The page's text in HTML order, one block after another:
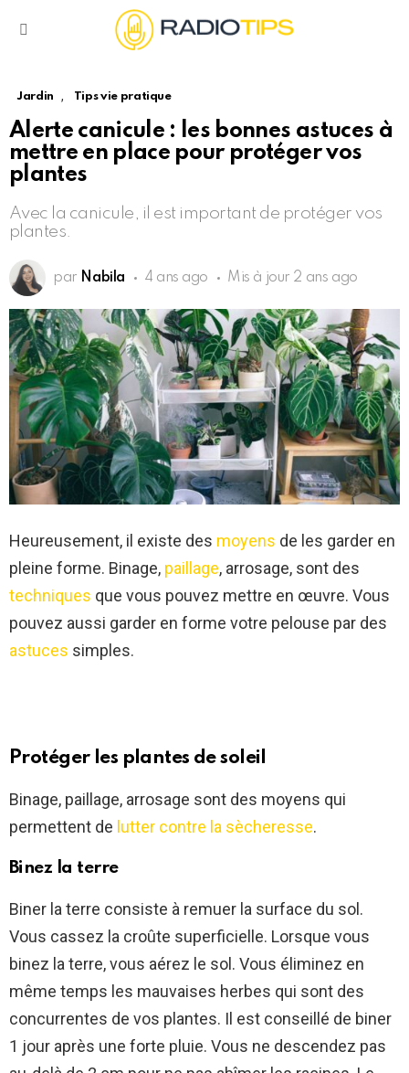
Jardin , Tips vie pratique
Alerte canicule : les bonnes astuces à
mettre en place pour protéger vos
plantes
Avec la canicule, il est important de protéger vos
plantes.
par Nabila 4 ans ago Mis à jour 2 ans ago
Heureusement, il existe des moyens de les garder en
pleine forme. Binage, paillage, arrosage, sont des
techniques que vous pouvez mettre en œuvre. Vous
pouvez aussi garder en forme votre pelouse par des
astuces simples.
Protéger les plantes de soleil
Binage, paillage, arrosage sont des moyens qui
permettent de lutter contre la sècheresse.
Binez la terre
Biner la terre consiste à remuer la surface du sol.
Vous cassez la croûte superficielle. Lorsque vous
binez la terre, vous aérez le sol. Vous éliminez en
même temps les mauvaises herbes qui sont des
concurrentes de vos plantes. Il est conseillé de biner
1 jour après une forte pluie. Vous ne descendez pas